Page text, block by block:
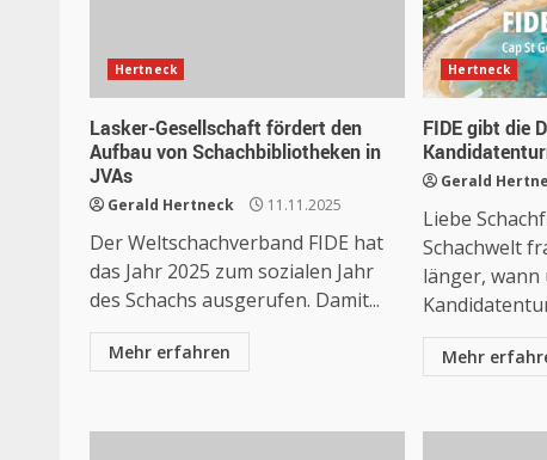
Hertneck
Lasker-Gesellschaft fördert den
Aufbau von Schachbibliotheken in
JVAs
Gerald Hertneck 11.11.2025
Der Weltschachverband FIDE hat
das Jahr 2025 zum sozialen Jahr
des Schachs ausgerufen. Damit...
Mehr erfahren
Hertneck
FIDE gibt die
Gerald
Liebe
Schachwelt
länger, wann
Mehr